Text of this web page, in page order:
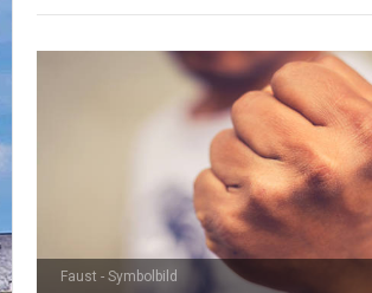
Faust - Symbolbild